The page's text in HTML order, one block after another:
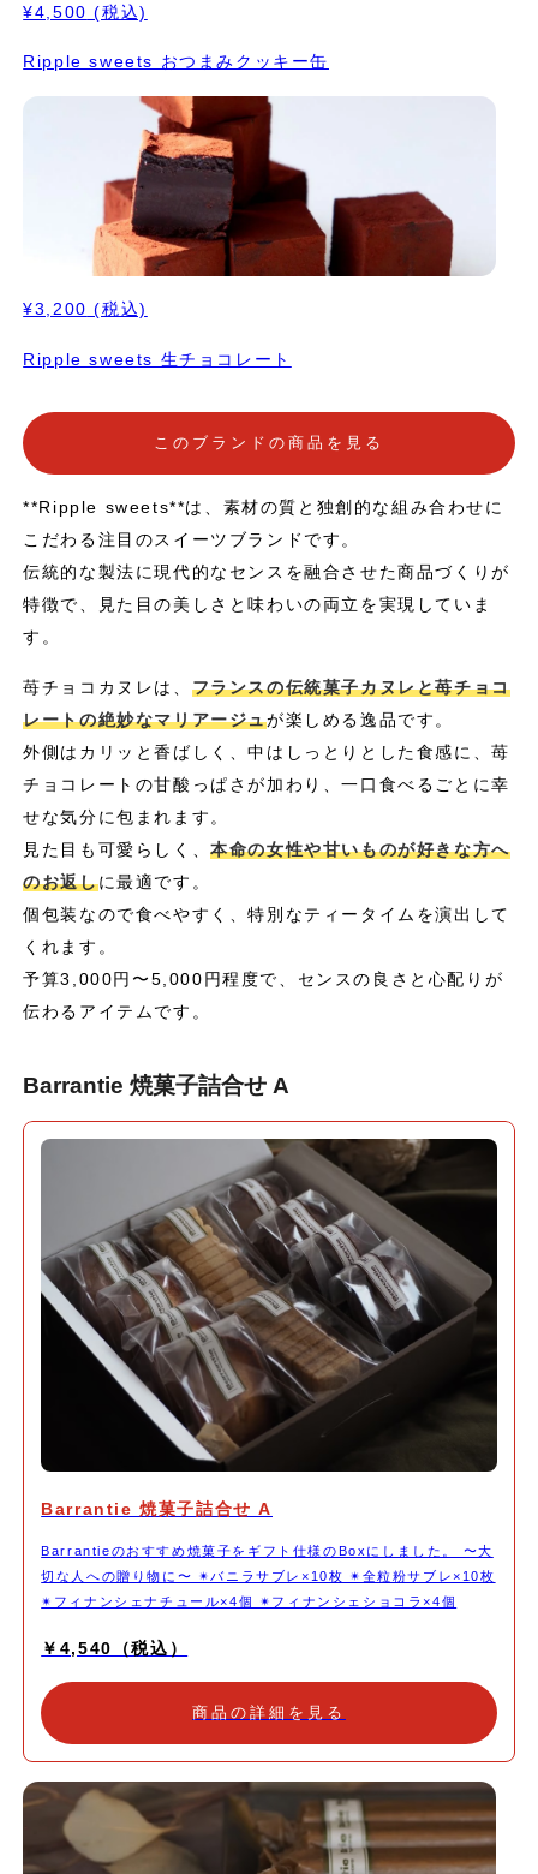
¥4,500 (税込)
Ripple sweets おつまみクッキー缶
¥3,200 (税込)
Ripple sweets 生チョコレート
このブランドの商品を見る
**Ripple sweets**は、素材の質と独創的な組み合わせに
こだわる注目のスイーツブランドです。
伝統的な製法に現代的なセンスを融合させた商品づくりが
特徴で、見た目の美しさと味わいの両立を実現していま
す。
苺チョコカヌレは、 フランスの伝統菓子カヌレと苺チョコ
レートの絶妙なマリアージュが楽しめる逸品です。
外側はカリッと香ばしく、中はしっとりとした食感に、苺
チョコレートの甘酸っぱさが加わり、一口食べるごとに幸
せな気分に包まれます。
見た目も可愛らしく、本命の女性や甘いものが好きな方へ
のお返しに最適です。
個包装なので食べやすく、特別なティータイムを演出して
くれます。
予算3,000円〜5,000円程度で、センスの良さと心配りが
伝わるアイテムです。
Barrantie 焼菓子詰合せ A
Barrantie 焼菓子詰合せ A
Barrantieのおすすめ焼菓子をギフト仕様のBoxにしました。 〜大
切な人への贈り物に〜 ✴︎バニラサブレ×10枚 ✴︎全粒粉サブレ×10枚
✴︎フィナンシェナチュール×4個 ✴︎フィナンシェショコラ×4個
￥4,540（税込）
商品の詳細を見る